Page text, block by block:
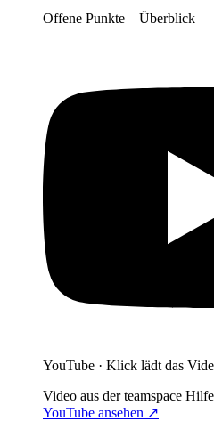
Offene Punkte – Überblick
YouTube · Klick lädt das
Video aus der teamspace
YouTube ansehen ↗